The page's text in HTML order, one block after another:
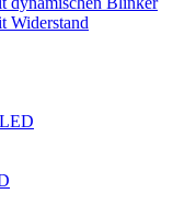
Widerstand